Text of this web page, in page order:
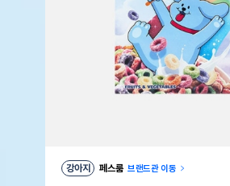
강아지 페스룸 브랜드관 이동